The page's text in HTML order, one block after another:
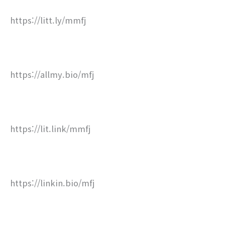
https://litt.ly/mmfj
https://allmy.bio/mfj
https://lit.link/mmfj
https://linkin.bio/mfj